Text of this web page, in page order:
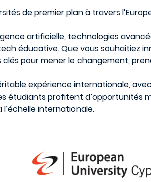
de premier plan à travers
artificielle, technologies
éducative. Que vous souhaitiez
pour mener le changement,
expérience internationale,
étudiants profitent d’opportunités
internationale.